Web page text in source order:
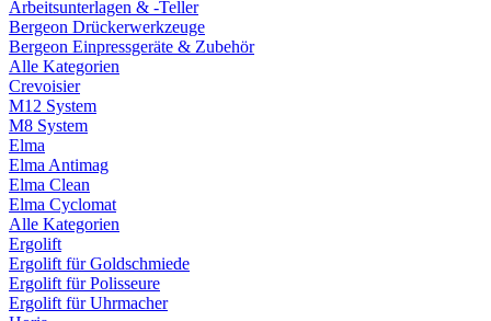
Arbeitsunterlagen & -Teller
Bergeon Drückerwerkzeuge
Bergeon Einpressgeräte & Zubehör
Alle Kategorien
Crevoisier
M12 System
M8 System
Elma
Elma Antimag
Elma Clean
Elma Cyclomat
Alle Kategorien
Ergolift
Ergolift für Goldschmiede
Ergolift für Polisseure
Ergolift für Uhrmacher